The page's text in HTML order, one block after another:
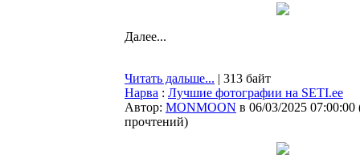
Далее...
Читать дальше... | 313 байт
Нарва : Лучшие фотографии на SETI.ee
Автор: MONMOON в 06/03/2025 07:00:00
прочтений)